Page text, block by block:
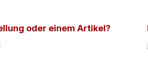
oder einem Artikel?